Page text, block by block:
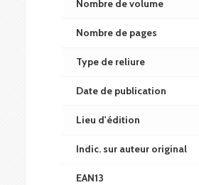
Nombre de volume
Nombre de pages
Type de reliure
Date de publication
Lieu d'édition
Indic. sur auteur original
EAN13